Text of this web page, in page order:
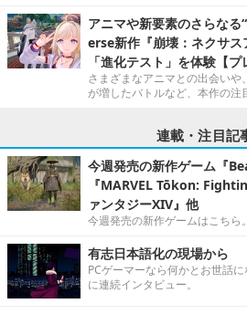
アニマや新要素のさらな
erse新作『崩壊：ネクサ
「進化テスト」を体験【プ
さまざまなアニマとの出会い
が増したバトルなど、本作の注
連載・注目記
今週発売の新作ゲーム『
『MARVEL Tōkon:
ァンタジーXIV』他
今週発売の新作ゲームはこちら。
有志日本語化の現場から
PCゲーマーなら何かとお世話
に連続インタビュー。